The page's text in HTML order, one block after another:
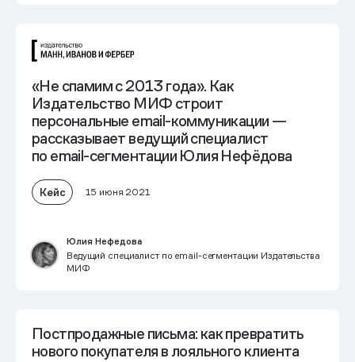
«Не спамим с 2013 года». Как
Издательство МИФ строит
персональные email-коммуникации —
рассказывает ведущий специалист
по email-сегментации Юлия Нефёдова
Кейс 15 июня 2021
Юлия Нефедова
Ведущий специалист по email-сегментации Издательства
МИФ
Постпродажные письма: как превратить
нового покупателя в лояльного клиента